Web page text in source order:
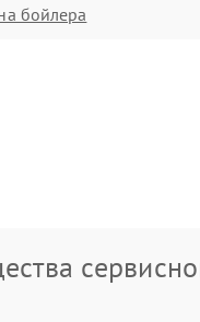
бойлера